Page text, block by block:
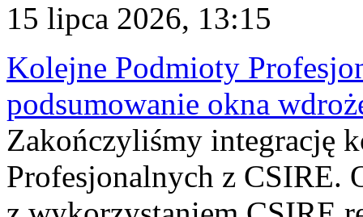
15 lipca 2026, 13:15
Kolejne Podmioty
podsumowanie okna
Zakończyliśmy integrację
Profesjonalnych z CSIRE.